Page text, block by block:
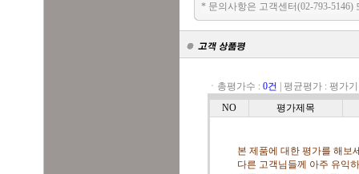
* 문의사항은 고객센터(02-793-5146)
ㆍ총평가수 : 0건 평균평가 : 평가
NO
평가제목
본 제품에 대한 평가를 해보
다른 고객님들께 아주 유익